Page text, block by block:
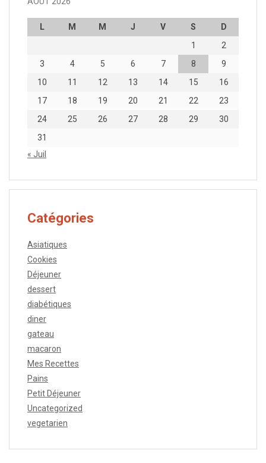
L M M J V S
D
1
2
3
4 5 6 7 8
9
10
11 12 13 14 15
16
17
18 19 20 21 22
23
24
25 26 27 28 29
30
31
« Juil
Catégories
Asiatiques
Cookies
Déjeuner
dessert
diabétiques
diner
gateau
macaron
Mes Recettes
Pains
Petit Déjeuner
Uncategorized
vegetarien